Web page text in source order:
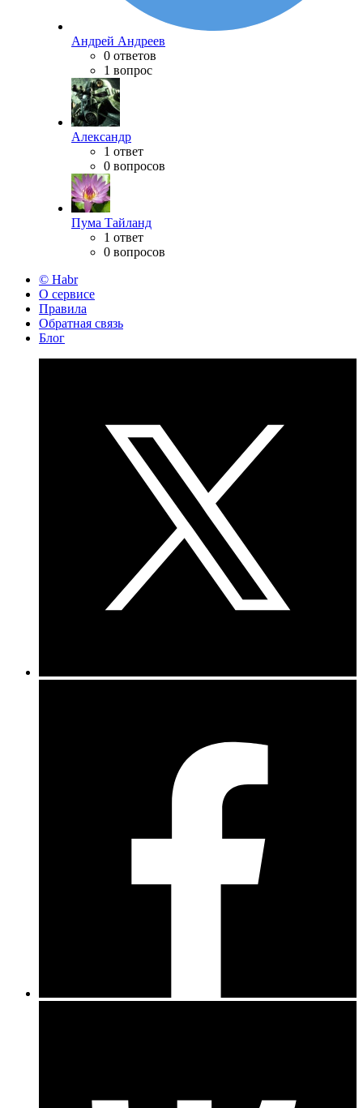
Андрей Андреев
0 ответов
1 вопрос
Александр
1 ответ
0 вопросов
Пума Тайланд
1 ответ
0 вопросов
© Habr
О сервисе
Правила
Обратная связь
Блог